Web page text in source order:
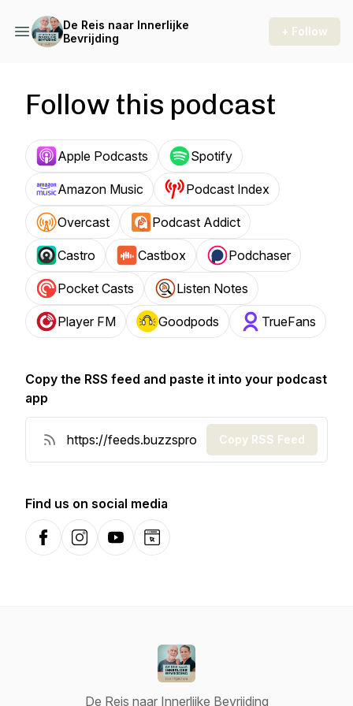
De Reis naar Innerlijke
Bevrijding
+ Follow
Follow this podcast
Apple Podcasts Spotify
Amazon Music Podcast Index
Overcast Podcast Addict
Castro Castbox Podchaser
Pocket Casts Listen Notes
Player FM Goodpods TrueFans
Copy the RSS feed and paste it into your podcast
app
Copy RSS Feed
Find us on social media
FacebookInstagramYouTubeWebsite
De Reis naar Innerlijke Bevrijding